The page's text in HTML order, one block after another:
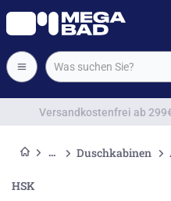
Duschkabinen
HSK